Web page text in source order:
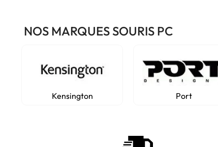
NOS MARQUES SOURIS PC
Kensington Port